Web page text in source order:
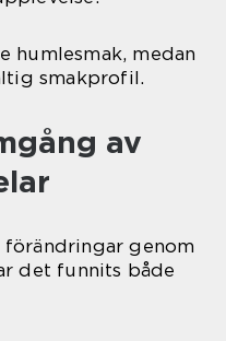
humlesmak, medan
smakprofil.
av
förändringar genom
det funnits både